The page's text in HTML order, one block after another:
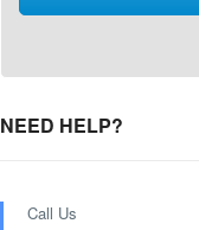
NEED HELP?
Call Us